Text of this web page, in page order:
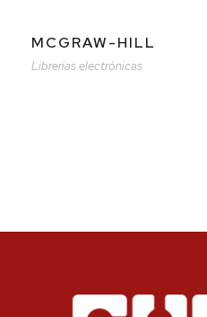
MCGRAW-HILL
Librerias electrónicas